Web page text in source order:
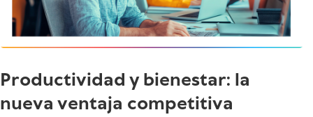
Productividad y bienestar: la
nueva ventaja competitiva